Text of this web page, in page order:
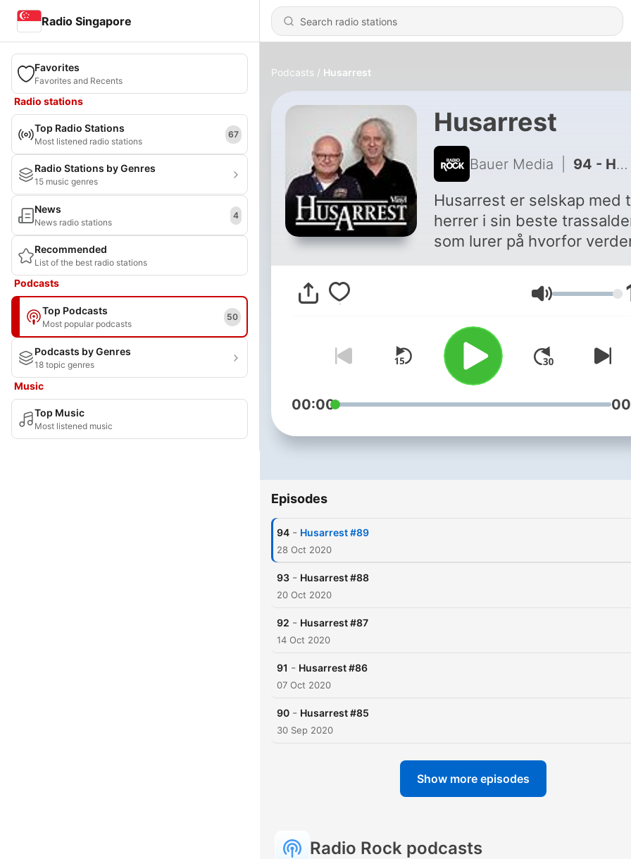
Radio Singapore
Favorites
Favorites and Recents
Radio stations
Top Radio Stations
Most listened radio stations
67
Radio Stations by Genres
15 music genres
News
News radio stations
4
Recommended
List of the best radio stations
Podcasts
Top Podcasts
Most popular podcasts
50
Podcasts by Genres
18 topic genres
Music
Top Music
Most listened music
Podcasts Husarrest
Husarrest
Bauer Media 94 - Husarrest #89
Husarrest er selskap med to
herrer i sin beste
som lurer på hvorfor
aldri er slik som de vil ha
Yan Friis og Finn Bjelke,
hjulpet av Arne Hjeltnes,
undrer seg altså over det
meste hver tirsdag på
Vinyl fra kl.21.00 og på
når som helst.
vel så det.
Volume
00:00
Episodes
94 - Husarrest #89
28 Oct 2020
93 - Husarrest #88
20 Oct 2020
92 - Husarrest #87
14 Oct 2020
91 - Husarrest #86
07 Oct 2020
90 - Husarrest #85
30 Sep 2020
Show more episodes
Radio Rock podcasts